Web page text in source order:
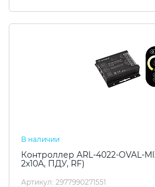
В наличии
Контроллер ARL-4022-OVAL-
2x10A, ПДУ, RF)
Артикул: 2977990271551